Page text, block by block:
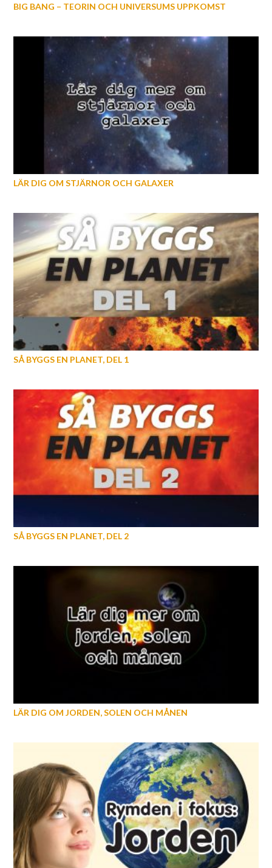
BIG BANG – TEORIN OCH UNIVERSUMS UPPKOMST
LÄR DIG OM STJÄRNOR OCH GALAXER
SÅ BYGGS EN PLANET, DEL 1
SÅ BYGGS EN PLANET, DEL 2
LÄR DIG OM JORDEN, SOLEN OCH MÅNEN